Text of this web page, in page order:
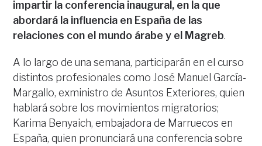
impartir la conferencia inaugural, en la que
abordará la influencia en España de las
relaciones con el mundo árabe y el Magreb.
A lo largo de una semana, participarán en el curso
distintos profesionales como José Manuel García-
Margallo, exministro de Asuntos Exteriores, quien
hablará sobre los movimientos migratorios;
Karima Benyaich, embajadora de Marruecos en
España, quien pronunciará una conferencia sobre